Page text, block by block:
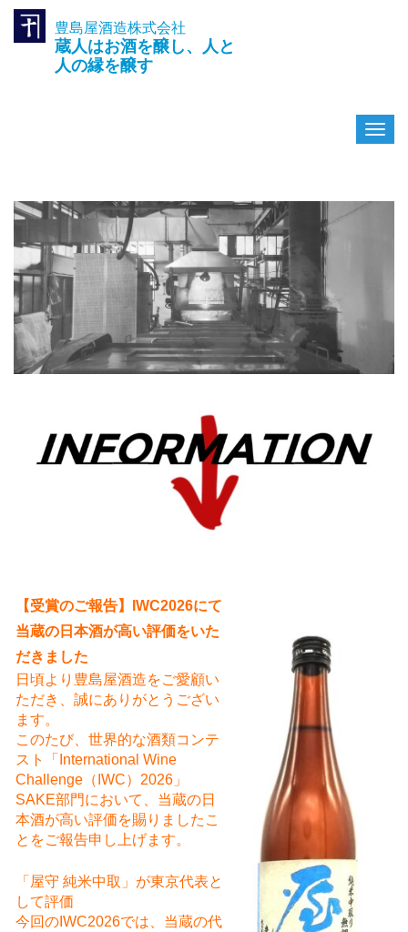
豊島屋酒造株式会社
蔵人はお酒を醸し、人と
人の縁を醸す
ナ
【受賞のご報告】IWC2026にて
当蔵の日本酒が高い評価をいた
だきました
日頃より豊島屋酒造をご愛顧い
ただき、誠にありがとうござい
ます。
このたび、世界的な酒類コンテ
スト「International Wine
Challenge（IWC）2026」
SAKE部門において、当蔵の日
本酒が高い評価を賜りましたこ
とをご報告申し上げます。
「屋守 純米中取」が東京代表と
して評価
今回のIWC2026では、当蔵の代